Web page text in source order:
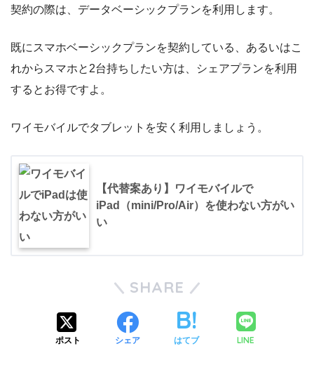
契約の際は、データベーシックプランを利用します。
既にスマホベーシックプランを契約している、あるいはこ
れからスマホと2台持ちしたい方は、シェアプランを利用
するとお得ですよ。
ワイモバイルでタブレットを安く利用しましょう。
【代替案あり】ワイモバイルで
iPad（mini/Pro/Air）を使わない方がい
い
SHARE
ポスト シェア はてブ LINE